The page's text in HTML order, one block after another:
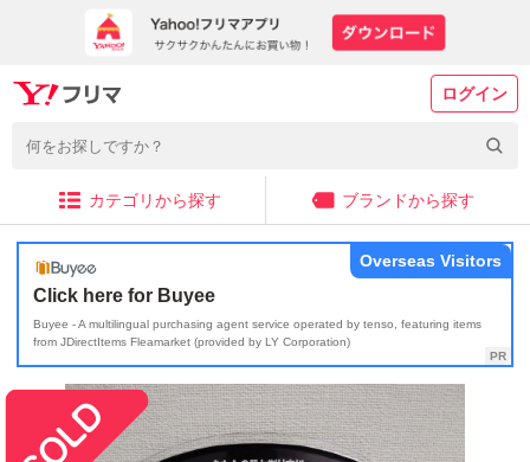
ログイン
カテゴリから探す ブランドから探す
Click here for Buyee
Buyee - A multilingual purchasing agent service operated by tenso, featuring items
from JDirectItems Fleamarket (provided by LY Corporation)
Overseas Visitors